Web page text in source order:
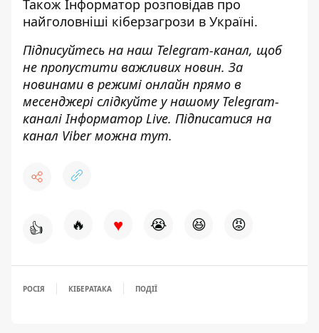
Також Інформатор розповідав про
найголовніші кіберзагрози в Україні.
Підписуйтесь на наш Telegram-канал, щоб
не пропустити важливих новин. За
новинами в режимі онлайн прямо в
месенджері слідкуйте у нашому Telegram-
каналіІнформатор Live. Підписатися на
канал Viber можна тут.
👍 🔥 ♥ 😭 😆 😡
РОСІЯ КІБЕРАТАКА ПОДІЇ